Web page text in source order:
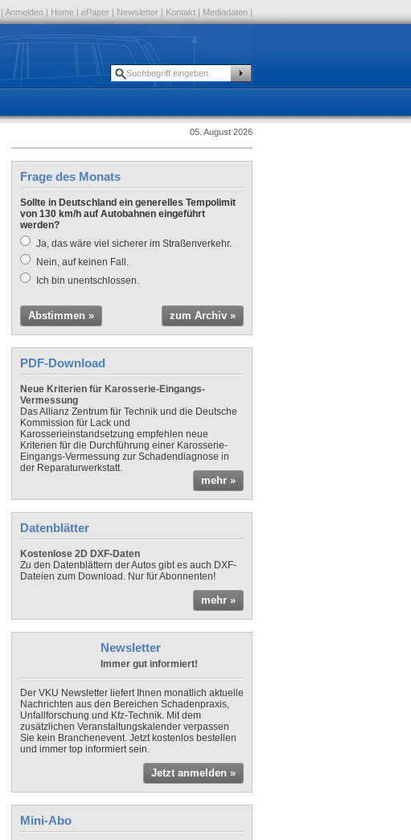
| Anmelden | Home | ePaper | Newsletter | Kontakt | Mediadaten |
05. August 2026
Frage des Monats
Sollte in Deutschland ein generelles Tempolimit
von 130 km/h auf Autobahnen eingeführt
werden?
Ja, das wäre viel sicherer im Straßenverkehr.
Nein, auf keinen Fall.
Ich bin unentschlossen.
Abstimmen » zum Archiv »
PDF-Download
Neue Kriterien für Karosserie-Eingangs-
Vermessung
Das Allianz Zentrum für Technik und die Deutsche
Kommission für Lack und
Karosserieinstandsetzung empfehlen neue
Kriterien für die Durchführung einer Karosserie-
Eingangs-Vermessung zur Schadendiagnose in
der Reparaturwerkstatt.
mehr »
Datenblätter
Kostenlose 2D DXF-Daten
Zu den Datenblättern der Autos gibt es auch DXF-
Dateien zum Download. Nur für Abonnenten!
mehr »
Newsletter
Immer gut informiert!
Der VKU Newsletter liefert Ihnen monatlich aktuelle
Nachrichten aus den Bereichen Schadenpraxis,
Unfallforschung und Kfz-Technik. Mit dem
zusätzlichen Veranstaltungskalender verpassen
Sie kein Branchenevent. Jetzt kostenlos bestellen
und immer top informiert sein.
Jetzt anmelden »
Mini-Abo